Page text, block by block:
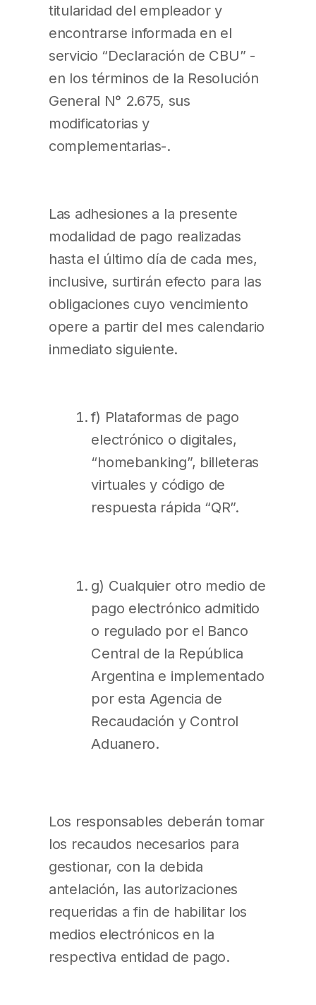
titularidad del empleador y
encontrarse informada en el
servicio “Declaración de CBU” -
en los términos de la Resolución
General N° 2.675, sus
modificatorias y
complementarias-.
Las adhesiones a la presente
modalidad de pago realizadas
hasta el último día de cada mes,
inclusive, surtirán efecto para las
obligaciones cuyo vencimiento
opere a partir del mes calendario
inmediato siguiente.
f) Plataformas de pago
electrónico o digitales,
“homebanking”, billeteras
virtuales y código de
respuesta rápida “QR”.
g) Cualquier otro medio de
pago electrónico admitido
o regulado por el Banco
Central de la República
Argentina e implementado
por esta Agencia de
Recaudación y Control
Aduanero.
Los responsables deberán tomar
los recaudos necesarios para
gestionar, con la debida
antelación, las autorizaciones
requeridas a fin de habilitar los
medios electrónicos en la
respectiva entidad de pago.